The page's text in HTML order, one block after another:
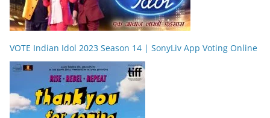
VOTE Indian Idol 2023 Season 14 | SonyLiv App Voting Online